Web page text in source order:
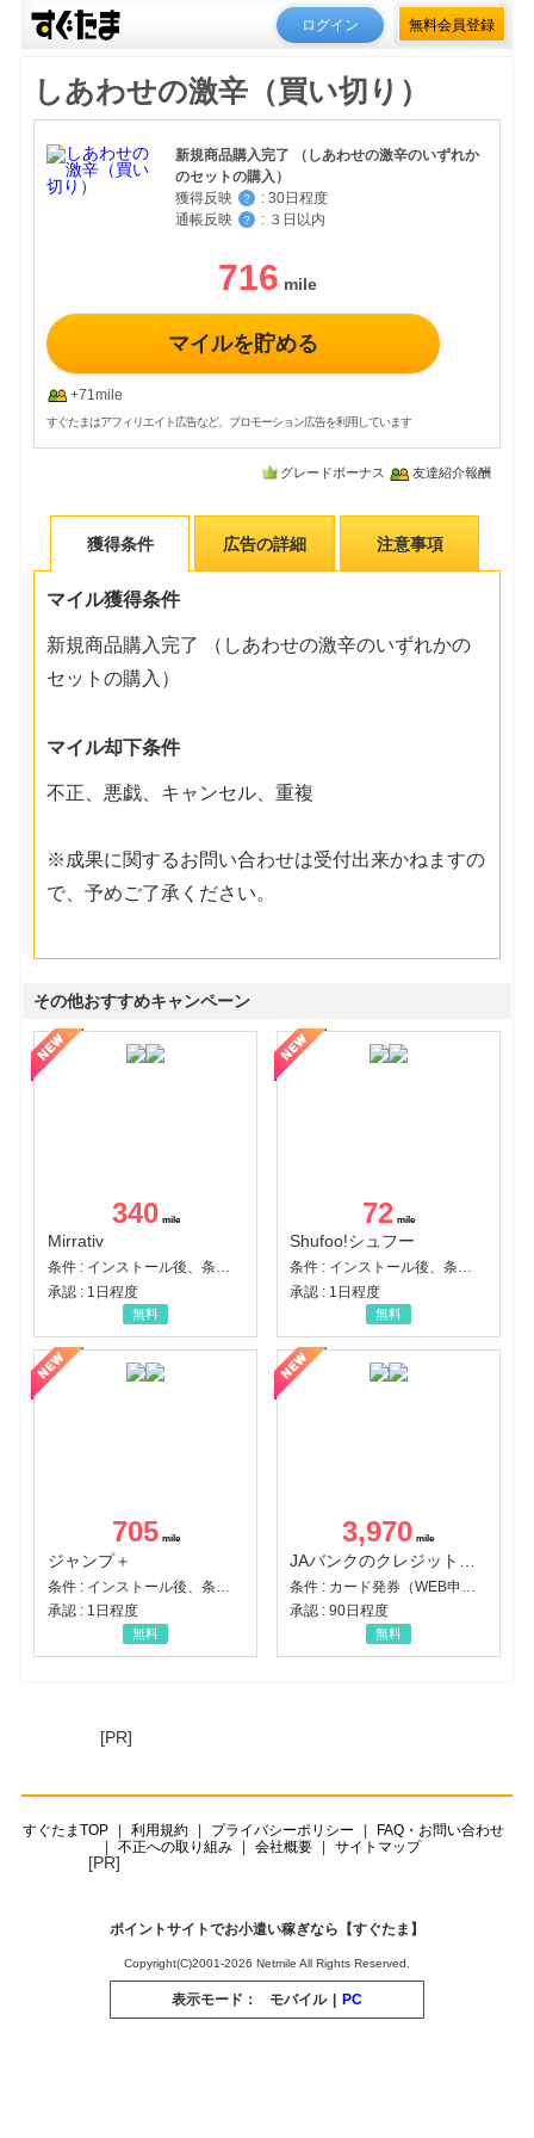
ログイン 無料会員登録
しあわせの激辛（買い切り）
新規商品購入完了 （しあわせの激辛のいずれか
のセットの購入）
獲得反映
？ : 30日程度
通帳反映
？ : ３日以内
716
マイルを貯める
+71mile
すぐたまはアフィリエイト広告など、プロモーション広告を利用しています
グレードボーナス 友達紹介報酬
獲得条件 広告の詳細 注意事項
マイル獲得条件
新規商品購入完了 （しあわせの激辛のいずれかの
セットの購入）
マイル却下条件
不正、悪戯、キャンセル、重複
※成果に関するお問い合わせは受付出来かねますの
で、予めご了承ください。
その他おすすめキャンペーン
340
Mirrativ
条件 : インストール後、条件達成
承認 : 1日程度
無料
72
Shufoo!シュフー
条件 : インストール後、条件達成
承認 : 1日程度
無料
705
ジャンプ＋
承認 : 1日程度
無料
3,970
承認 : 90日程度
無料
[PR]
すぐたまTOP 利用規約 プライバシーポリシー
FAQ・お問い合わせ
不正への取り組み
会社概要 サイトマップ
[PR]
ポイントサイトでお小遣い稼ぎなら【すぐたま】
Copyright(C)2001-2026 Netmile All Rights Reserved.
表示モード： モバイル | PC